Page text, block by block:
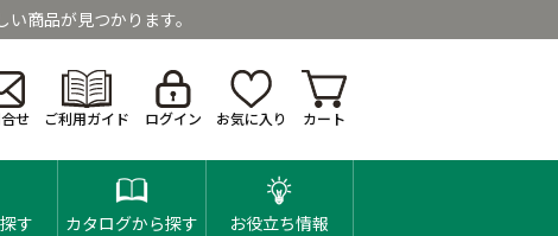
商品が見つかります。
せ ご利用ガイド ログイン お気に入り カート
す カタログから探す お役立ち情報